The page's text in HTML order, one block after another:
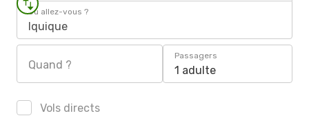
Où allez-vous ?
Iquique
Quand ?
Passagers
1 adulte
Vols directs